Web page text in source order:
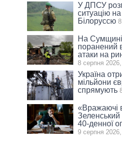
У ДПСУ
ситуацію на
Білоруссю
На Сумщині
поранений
атаки на
8 серпня
Україна
мільйони
спрямують
«Вражаючі
Зеленський
40-денної
9 серпня